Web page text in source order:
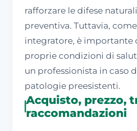
rafforzare le difese
preventiva. Tuttavia,
integratore, è importante
proprie condizioni di
un professionista in caso
patologie preesistenti.
Acquisto, prezzo,
raccomandazioni